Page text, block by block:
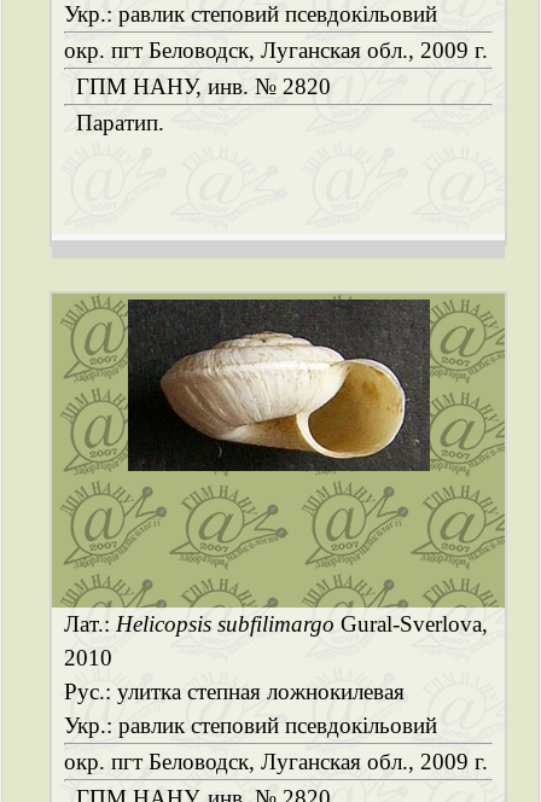
Укр.: равлик степовий псевдокільовий
окр. пгт Беловодск, Луганская обл., 2009 г.
ГПМ НАНУ, инв. № 2820
Паратип.
Лат.: Helicopsis subfilimargo Gural-Sverlova,
2010
Рус.: улитка степная ложнокилевая
Укр.: равлик степовий псевдокільовий
окр. пгт Беловодск, Луганская обл., 2009 г.